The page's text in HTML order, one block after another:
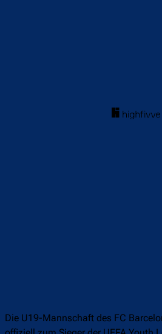
Die U19-Mannschaft des FC